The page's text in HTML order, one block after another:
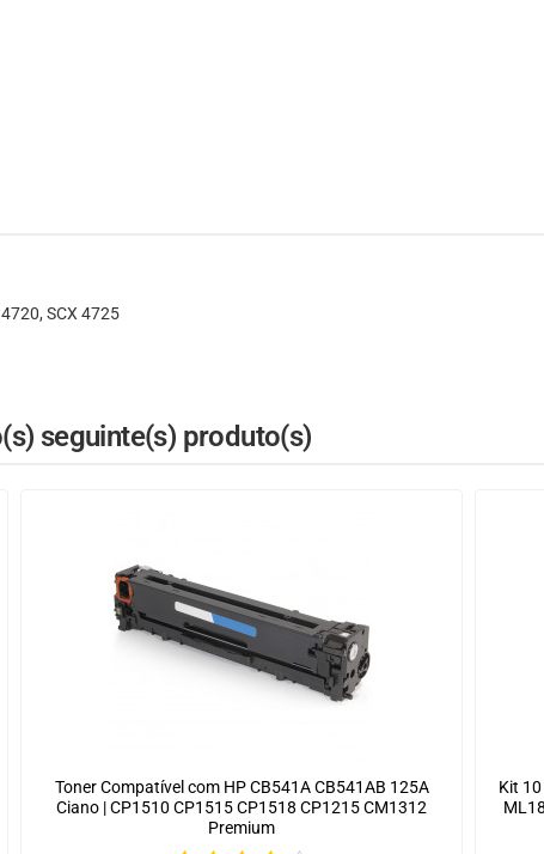
SCX 4725
seguinte(s) produto(s)
Toner Compatível com HP CB541A CB541AB 125A
Ciano | CP1510 CP1515 CP1518 CP1215 CM1312
Premium
Kit